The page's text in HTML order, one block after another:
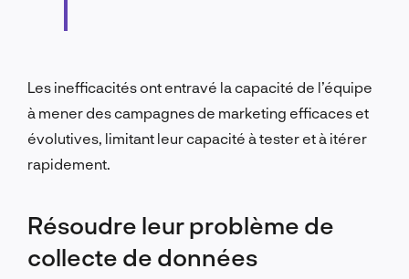
Les inefficacités ont entravé la capacité de l’équipe
à mener des campagnes de marketing efficaces et
évolutives, limitant leur capacité à tester et à itérer
rapidement.
Résoudre leur problème de
collecte de données